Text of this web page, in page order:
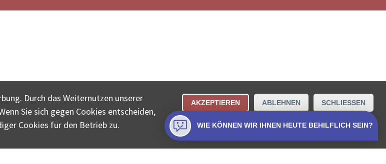
Durch das Weiternutzen unserer
Sie sich gegen Cookies entscheiden,
Cookies für den Betrieb zu.
AKZEPTIEREN ABLEHNEN SCHLIESSEN
WIE KÖNNEN WIR IHNEN HEUTE BEHILFLICH SEIN?
© COLLECTA AG
ist eine Dienstleistungsplattform der Collecta AG.